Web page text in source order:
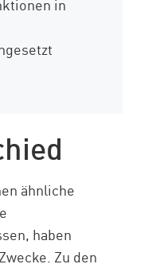
in
ähnliche
haben
Zu den